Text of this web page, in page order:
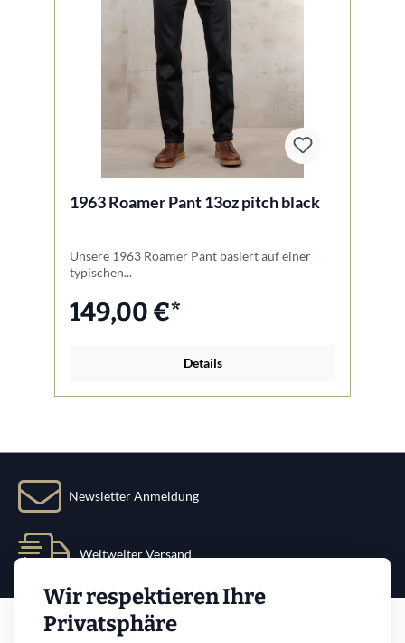
1963 Roamer Pant 13oz pitch black
Unsere 1963 Roamer Pant basiert auf einer
typischen...
149,00 €*
Details
Newsletter Anmeldung
Weltweiter Versand
Service
Wir respektieren Ihre
Privatsphäre